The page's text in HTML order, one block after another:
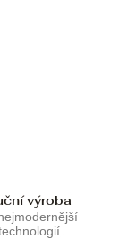
výroba